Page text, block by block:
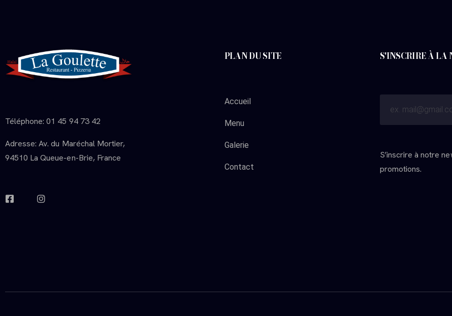
Téléphone: 01 45 94 73 42
Adresse: Av. du Maréchal Mortier,
94510 La Queue-en-Brie, France
PLAN DU SITE
Accueil
Menu
Galerie
Contact
S'INSCRIRE À LA
S’inscrire à notre
promotions.